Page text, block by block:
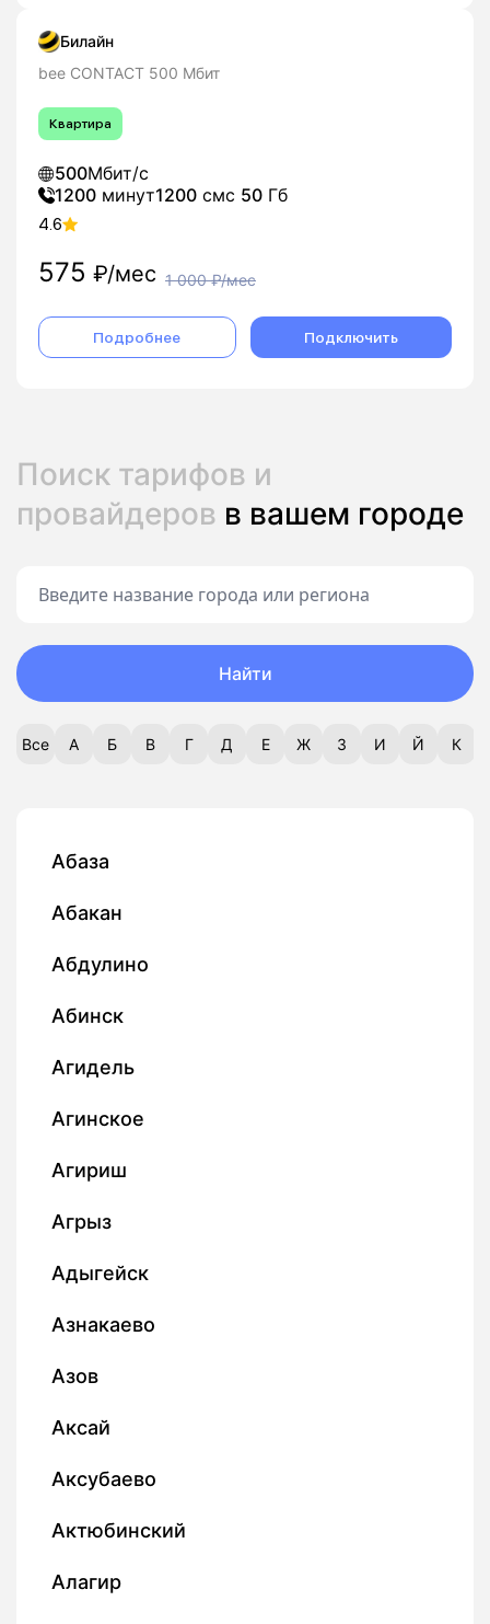
Билайн
bee CONTACT 500 Мбит
Квартира
500Мбит/с
1200 минут1200 смс 50 Гб
4.6
575 ₽/мес 1 000₽/мес
Подробнее Подключить
Поиск тарифов и
провайдеров в вашем городе
Найти
Все А Б В Г Д Е Ж З И Й К
Абаза
Абакан
Абдулино
Абинск
Агидель
Агинское
Агириш
Агрыз
Адыгейск
Азнакаево
Азов
Аксай
Аксубаево
Актюбинский
Алагир